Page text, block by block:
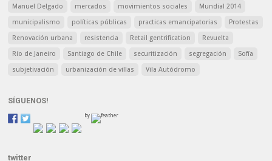
Manuel Delgado
mercados movimientos sociales
Mundial 2014
municipalismo
políticas públicas practicas emancipatorias
Protestas
Renovación urbana
resistencia Retail gentrification
Revuelta
Río de Janeiro
Santiago de Chile securitización segregación
Sofía
subjetivación
urbanización de villas Vila Autódromo
SÍGUENOS!
by
twitter